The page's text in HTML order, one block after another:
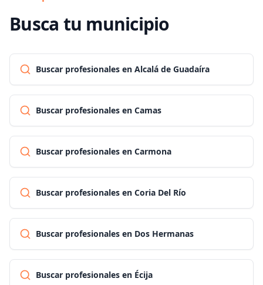
Busca tu municipio
Buscar profesionales en Alcalá de Guadaíra
Buscar profesionales en Camas
Buscar profesionales en Carmona
Buscar profesionales en Coria Del Río
Buscar profesionales en Dos Hermanas
Buscar profesionales en Écija